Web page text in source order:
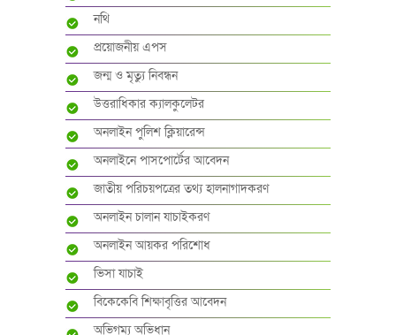
নথি
প্রয়োজনীয় এপস
জন্ম ও মৃত্যু নিবন্ধন
উত্তরাধিকার ক্যালকুলেটর
অনলাইন পুলিশ ক্লিয়ারেন্স
অনলাইনে পাসপোর্টের আবেদন
জাতীয় পরিচয়পত্রের তথ্য হালনাগাদকরণ
অনলাইন চালান যাচাইকরণ
অনলাইন আয়কর পরিশোধ
ভিসা যাচাই
বিকেকেবি শিক্ষাবৃত্তির আবেদন
অভিগম্য অভিধান